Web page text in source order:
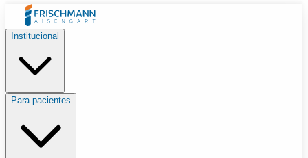
Institucional
Para pacientes